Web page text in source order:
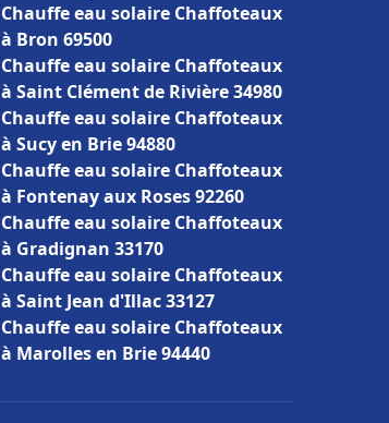
Chauffe eau solaire Chaffoteaux
à Bron 69500
Chauffe eau solaire Chaffoteaux
à Saint Clément de Rivière 34980
Chauffe eau solaire Chaffoteaux
à Sucy en Brie 94880
Chauffe eau solaire Chaffoteaux
à Fontenay aux Roses 92260
Chauffe eau solaire Chaffoteaux
à Gradignan 33170
Chauffe eau solaire Chaffoteaux
à Saint Jean d'Illac 33127
Chauffe eau solaire Chaffoteaux
à Marolles en Brie 94440